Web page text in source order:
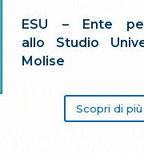
ESU – Ente
allo Studio
Molise
Scopri di più